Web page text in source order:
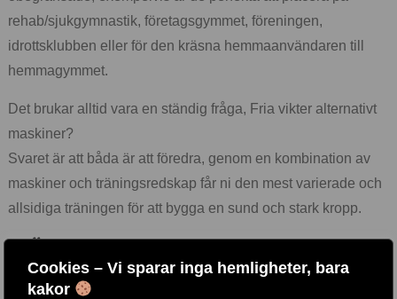
Cookies – Vi sparar inga hemligheter, bara
kakor
rehab/sjukgymnastik, företagsgymmet, föreningen,
idrottsklubben eller för den kräsna hemmaanvändaren till
hemmagymmet.
Det brukar alltid vara en ständig fråga, Fria vikter alternativt
maskiner?
Svaret är att båda är att föredra, genom en kombination av
maskiner och träningsredskap får ni den mest varierade och
allsidiga träningen för att bygga en sund och stark kropp.
MARKNADENS BÄSTA MÄRKEN!